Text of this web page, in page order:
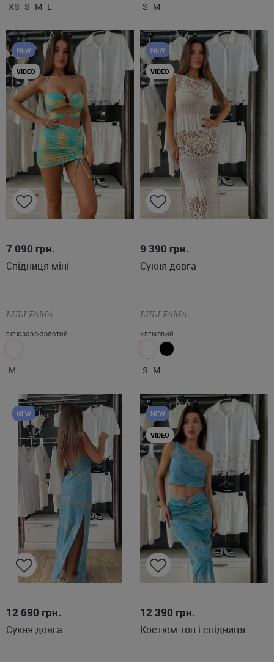
XS S M L S M
NEW
VIDEO
7 090 грн.
Спідниця міні
LULI FAMA
БІРЮЗОВО-ЗОЛОТИЙ
M
NEW
VIDEO
9 390 грн.
Сукня довга
LULI FAMA
КРЕМОВИЙ
S M
NEW
12 690 грн.
Сукня довга
NEW
VIDEO
12 390 грн.
Костюм топ і спідниця